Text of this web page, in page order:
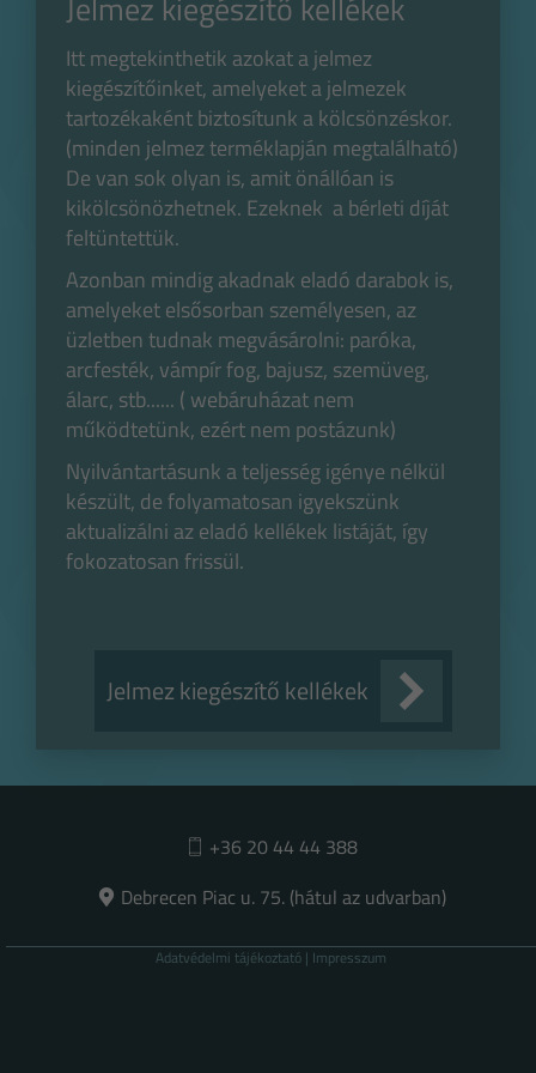
Jelmez kiegészítő kellékek
Itt megtekinthetik azokat a jelmez
kiegészítőinket, amelyeket a jelmezek
tartozékaként biztosítunk a kölcsönzéskor.
(minden jelmez terméklapján megtalálható)
De van sok olyan is, amit önállóan is
kikölcsönözhetnek. Ezeknek a bérleti díját
feltüntettük.
Azonban mindig akadnak eladó darabok is,
amelyeket elsősorban személyesen, az
üzletben tudnak megvásárolni: paróka,
arcfesték, vámpír fog, bajusz, szemüveg,
álarc, stb...... ( webáruházat nem
működtetünk, ezért nem postázunk)
Nyilvántartásunk a teljesség igénye nélkül
készült, de folyamatosan igyekszünk
aktualizálni az eladó kellékek listáját, így
fokozatosan frissül.
Jelmez kiegészítő kellékek
+36 20 44 44 388
Debrecen Piac u. 75. (hátul az udvarban)
Adatvédelmi tájékoztató | Impresszum